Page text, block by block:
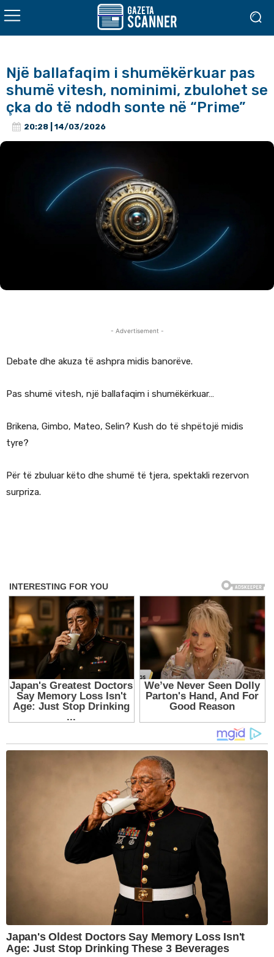
Një ballafaqim i shumëkërkuar pas
shumë vitesh, nominimi, zbulohet se
çka do të ndodh sonte në “Prime”
20:28 | 14/03/2026
- Advertisement -
Debate dhe akuza të ashpra midis banorëve.
Pas shumë vitesh, një ballafaqim i shumëkërkuar…
Brikena, Gimbo, Mateo, Selin? Kush do të shpëtojë midis
tyre?
Për të zbuluar këto dhe shumë të tjera, spektakli rezervon
surpriza.